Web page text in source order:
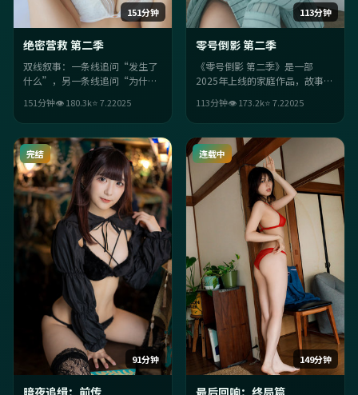
151分钟
绝密营救 第二季
双线叙事：一条线追问“发生了
什么”，另一条线追问“为什么
汇，反转不炫技，但足够狠。
151分钟👁180.3k⭐7.22025
113分钟
零号倒影 第二季
《零号倒影 第二季》是一部
2025年上线的家庭作品，故事在
推至极限，人物只能做出更艰难
的选择。整体群戏张力十足，适
合一口气追完。
113分钟👁173.2k⭐7.22025
91分钟
完结
暗夜追缉：前传
149分钟
连载中
最后回响：终局篇